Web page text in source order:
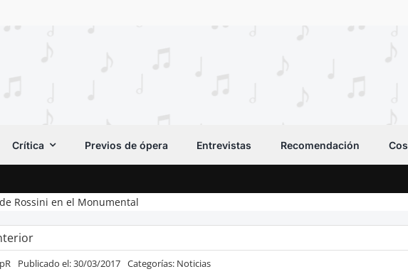
Crítica Previos de ópera Entrevistas Recomendación
Rossini en el Monumental
Publicado el: 30/03/2017 Categorías: Noticias